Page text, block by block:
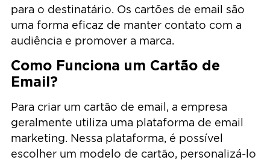
para o destinatário. Os cartões de email são
uma forma eficaz de manter contato com a
audiência e promover a marca.
Como Funciona um Cartão de
Email?
Para criar um cartão de email, a empresa
geralmente utiliza uma plataforma de email
marketing. Nessa plataforma, é possível
escolher um modelo de cartão, personalizá-lo